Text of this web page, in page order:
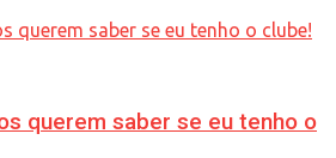
querem saber se eu tenho o